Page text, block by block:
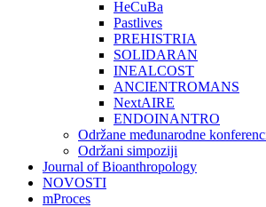
HeCuBa
Pastlives
PREHISTRIA
SOLIDARAN
INEALCOST
ANCIENTROMANS
NextAIRE
ENDOINANTRO
Održane međunarodne
Održani simpoziji
Journal of Bioanthropology
NOVOSTI
mProces